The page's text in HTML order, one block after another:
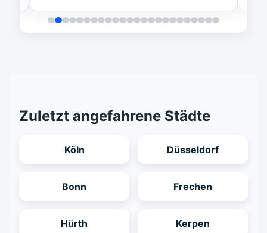
Zuletzt angefahrene Städte
Köln Düsseldorf
Bonn Frechen
Hürth Kerpen